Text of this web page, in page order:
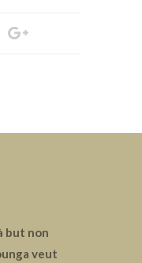
but non
veut